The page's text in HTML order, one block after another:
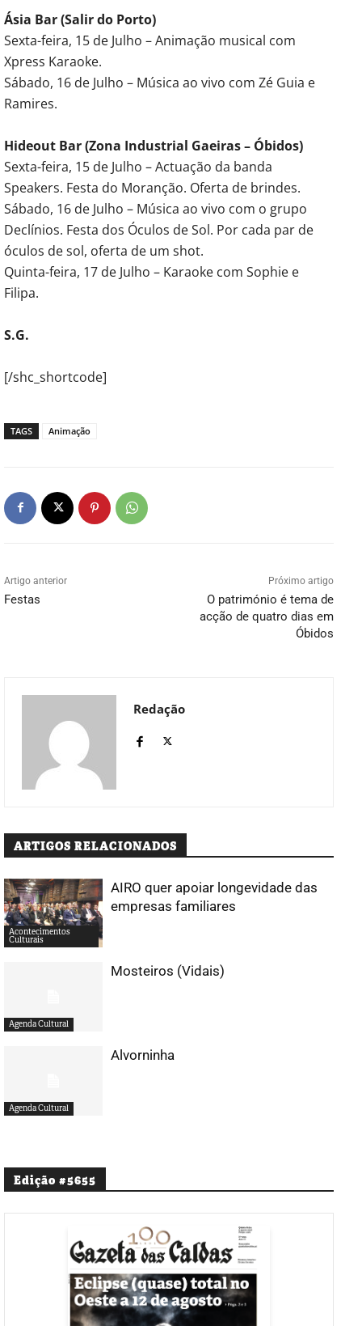
Ásia Bar (Salir do Porto)
Sexta-feira, 15 de Julho – Animação musical com
Xpress Karaoke.
Sábado, 16 de Julho – Música ao vivo com Zé Guia e
Ramires.
Hideout Bar (Zona Industrial Gaeiras – Óbidos)
Sexta-feira, 15 de Julho – Actuação da banda
Speakers. Festa do Moranção. Oferta de brindes.
Sábado, 16 de Julho – Música ao vivo com o grupo
Declínios. Festa dos Óculos de Sol. Por cada par de
óculos de sol, oferta de um shot.
Quinta-feira, 17 de Julho – Karaoke com Sophie e
Filipa.
S.G.
[/shc_shortcode]
TAGS Animação
Artigo anterior
Festas
Próximo artigo
O património é tema de
acção de quatro dias em
Óbidos
Redação
ARTIGOS RELACIONADOS
Acontecimentos
Culturais
AIRO quer apoiar longevidade das
empresas familiares
Agenda Cultural
Mosteiros (Vidais)
Agenda Cultural
Alvorninha
Edição #5655